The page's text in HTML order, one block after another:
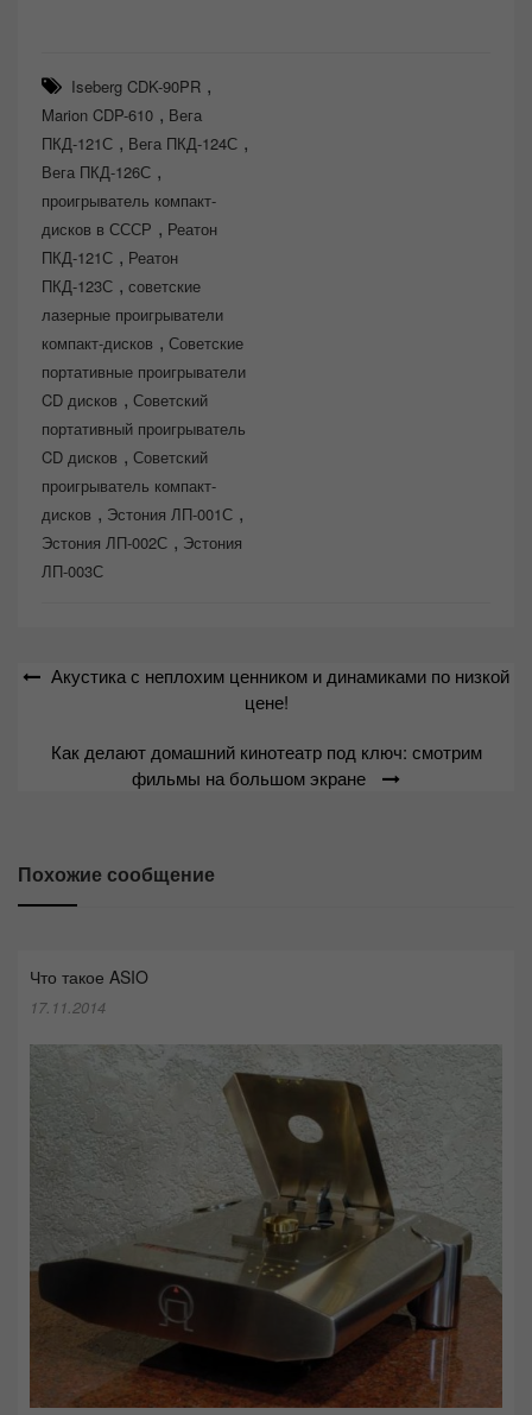
Iseberg CDK-90PR ,
Marion CDP-610 , Вега
ПКД-121С , Вега ПКД-124С ,
Вега ПКД-126С ,
проигрыватель компакт-
дисков в СССР , Реатон
ПКД-121С , Реатон
ПКД-123С , советские
лазерные проигрыватели
компакт-дисков , Советские
портативные проигрыватели
CD дисков , Советский
портативный проигрыватель
CD дисков , Советский
проигрыватель компакт-
дисков , Эстония ЛП-001С ,
Эстония ЛП-002С , Эстония
ЛП-003С
Навигация
записям
Акустика с неплохим ценником и динамиками по низкой
цене!
Как делают домашний кинотеатр под ключ: смотрим
фильмы на большом экране
Похожие сообщение
Что такое ASIO
17.11.2014